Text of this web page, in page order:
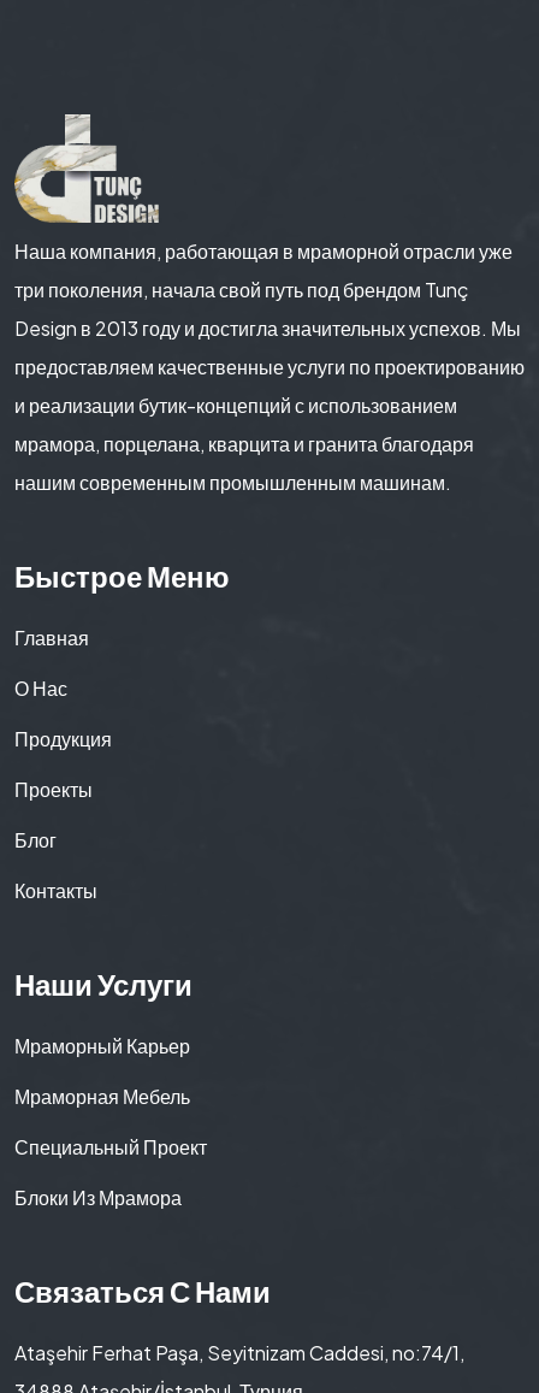
Наша компания, работающая в мраморной отрасли уже
три поколения, начала свой путь под брендом Tunç
Design в 2013 году и достигла значительных успехов. Мы
предоставляем качественные услуги по проектированию
и реализации бутик-концепций с использованием
мрамора, порцелана, кварцита и гранита благодаря
нашим современным промышленным машинам.
Быстрое Меню
Главная
О Нас
Продукция
Проекты
Блог
Контакты
Наши Услуги
Мраморный Карьер
Мраморная Мебель
Специальный Проект
Блоки Из Мрамора
Связаться С Нами
Ataşehir Ferhat Paşa, Seyitnizam Caddesi, no:74/1,